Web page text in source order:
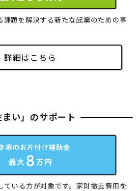
課題を解決する新たな起業のための事
詳細はこちら
まい」のサポート
ている方が対象です。家財撤去費用を